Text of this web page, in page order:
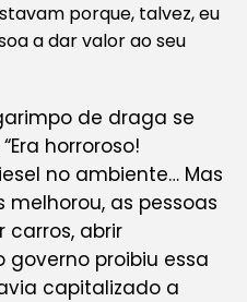
porque, talvez, eu
a dar valor ao seu
de draga se
horroroso!
no ambiente… Mas
as pessoas
abrir
governo proibiu essa
capitalizado a